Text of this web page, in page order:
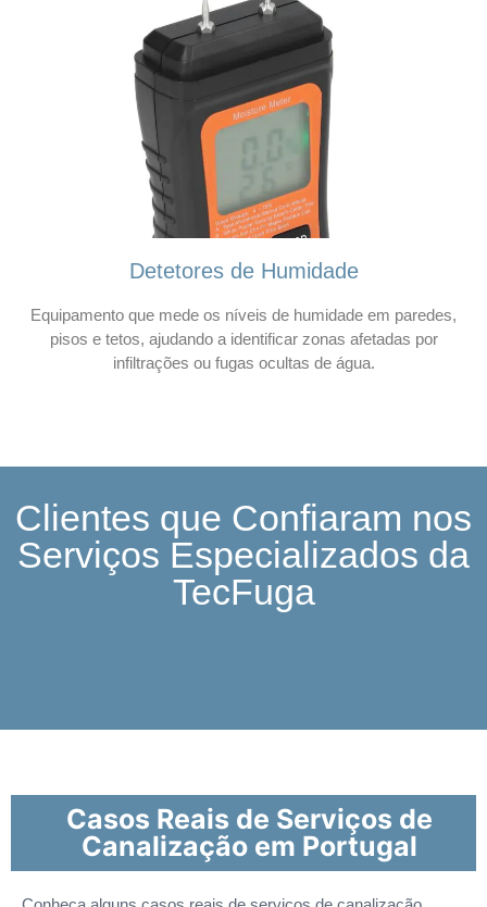
Detetores de Humidade
Equipamento que mede os níveis de humidade em paredes,
pisos e tetos, ajudando a identificar zonas afetadas por
infiltrações ou fugas ocultas de água.
Clientes que Confiaram nos
Serviços Especializados da
TecFuga
Casos Reais de Serviços de
Canalização em Portugal